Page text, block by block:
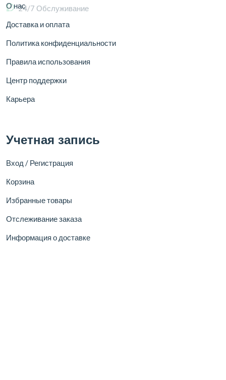
О нас
Доставка и оплата
Политика конфиденциальности
Правила использования
Центр поддержки
Карьера
Учетная запись
Вход / Регистрация
Корзина
Избранные товары
Отслеживание заказа
Информация о доставке